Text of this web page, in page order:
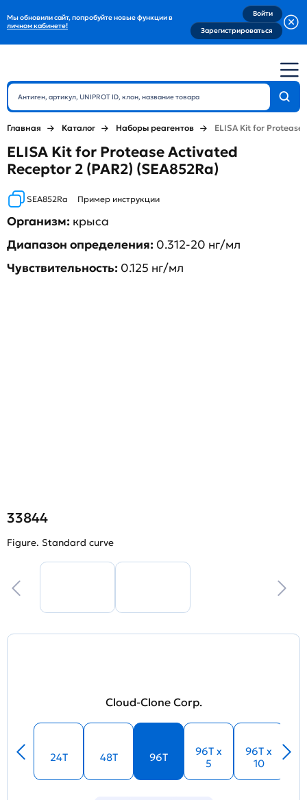
Мы обновили сайт, попробуйте новые функции в
личном кабинете!
Войти
Зарегистрироваться
Главная Каталог Наборы реагентов ELISA Kit for Protease
ELISA Kit for Protease Activated
Receptor 2 (PAR2) (SEA852Ra)
SEA852Ra Пример инструкции
Организм: крыса
Диапазон определения: 0.312-20 нг/мл
Чувствительность: 0.125 нг/мл
33844
Figure. Standard curve
Cloud-Clone Corp.
24T 48T 96T
96T x
5
96T x
10